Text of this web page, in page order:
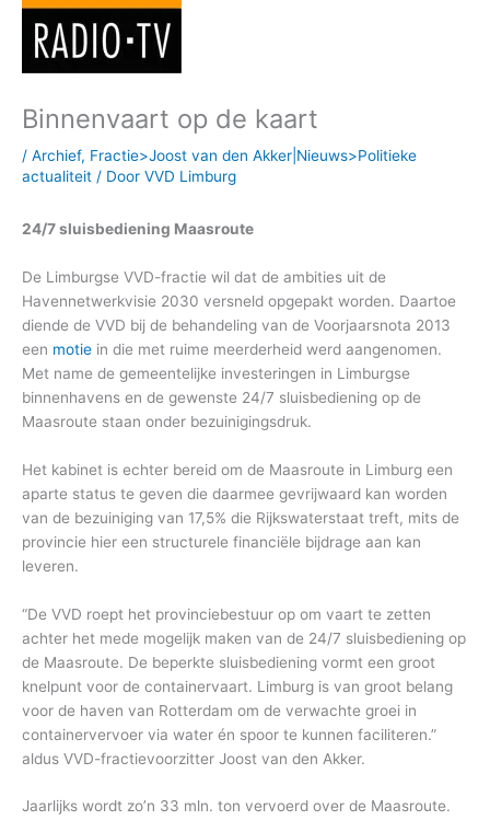
Binnenvaart op de kaart
/ Archief, Fractie>Joost van den Akker|Nieuws>Politieke
actualiteit / Door VVD Limburg
24/7 sluisbediening Maasroute
De Limburgse VVD-fractie wil dat de ambities uit de
Havennetwerkvisie 2030 versneld opgepakt worden. Daartoe
diende de VVD bij de behandeling van de Voorjaarsnota 2013
een motie in die met ruime meerderheid werd aangenomen.
Met name de gemeentelijke investeringen in Limburgse
binnenhavens en de gewenste 24/7 sluisbediening op de
Maasroute staan onder bezuinigingsdruk.
Het kabinet is echter bereid om de Maasroute in Limburg een
aparte status te geven die daarmee gevrijwaard kan worden
van de bezuiniging van 17,5% die Rijkswaterstaat treft, mits de
provincie hier een structurele financiële bijdrage aan kan
leveren.
“De VVD roept het provinciebestuur op om vaart te zetten
achter het mede mogelijk maken van de 24/7 sluisbediening op
de Maasroute. De beperkte sluisbediening vormt een groot
knelpunt voor de containervaart. Limburg is van groot belang
voor de haven van Rotterdam om de verwachte groei in
containervervoer via water én spoor te kunnen faciliteren.”
aldus VVD-fractievoorzitter Joost van den Akker.
Jaarlijks wordt zo’n 33 mln. ton vervoerd over de Maasroute.